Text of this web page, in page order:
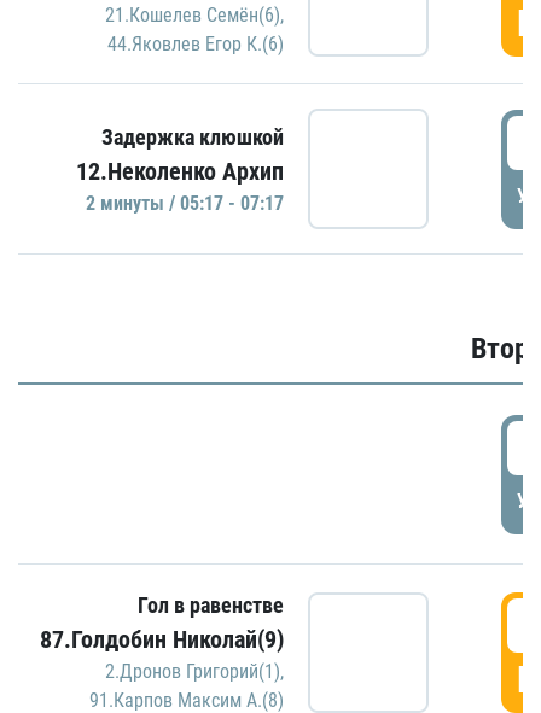
21.Кошелев Семён(6),
44.Яковлев Егор К.(6)
Задержка клюшкой
12.Неколенко Архип
2 минуты / 05:17 - 07:17
Гол в равенстве
87.Голдобин Николай(9)
2.Дронов Григорий(1),
91.Карпов Максим А.(8)